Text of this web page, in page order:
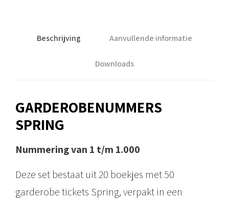
Beschrijving Aanvullende informatie
Downloads
GARDEROBENUMMERS
SPRING
Nummering van 1 t/m 1.000
Deze set bestaat uit 20 boekjes met 50
garderobe tickets Spring, verpakt in een